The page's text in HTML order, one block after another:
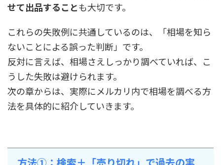
せて出品することも大切です。
これらの失敗例に共通しているのは、「相場を知ら
ないことによる誤った判断」です。
反対に言えば、相場さえしっかり調べていれば、こ
うした失敗は避けられます。
次の章からは、実際にメルカリ内で相場を調べる方
法を具体的に紹介していきます。